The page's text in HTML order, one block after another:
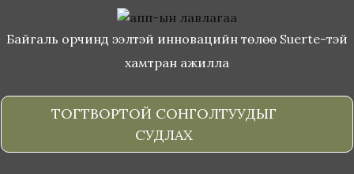
Байгаль орчинд ээлтэй инновацийн төлөө Suerte-тэй
хамтран ажилла
ТОГТВОРТОЙ СОНГОЛТУУДЫГ
СУДЛАХ